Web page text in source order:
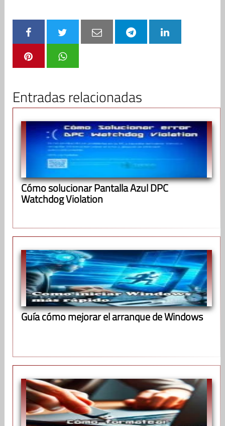
Entradas relacionadas
Cómo solucionar Pantalla Azul DPC
Watchdog Violation
Guía cómo mejorar el arranque de Windows